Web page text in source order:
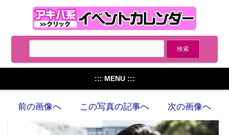
::: MENU :::
前の画像へ この写真の記事へ 次の画像へ